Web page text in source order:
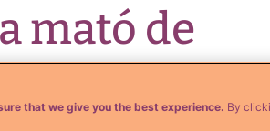
mató de
4 meses
that we give you the best experience. By